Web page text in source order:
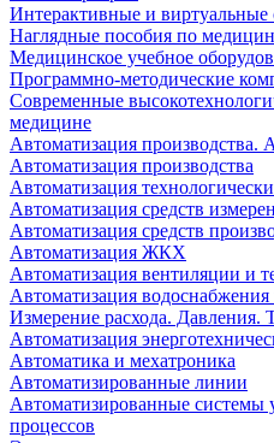
Интерактивные и
Наглядные пособия по
Медицинское учебное
Программно-методические
Современные
медицине
Автоматизация производства.
Автоматизация производства
Автоматизация
Автоматизация средств
Автоматизация средств
Автоматизация ЖКХ
Автоматизация вентиляции и
Автоматизация
Измерение расхода. Давления.
Автоматизация
Автоматика и мехатроника
Автоматизированные линии
Автоматизированные системы
процессов